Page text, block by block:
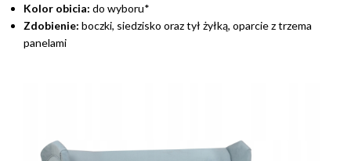
Kolor obicia: do wyboru*
Zdobienie: boczki, siedzisko oraz tył żyłką, oparcie z trzema
panelami